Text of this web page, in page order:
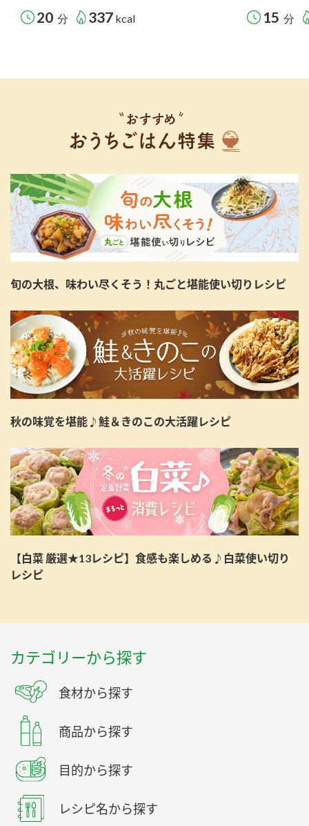
20 分 337 kcal 15 分
旬の大根、味わい尽くそう！丸ごと堪能使い切りレシピ
秋の味覚を堪能♪鮭＆きのこの大活躍レシピ
【白菜 厳選★13レシピ】食感も楽しめる♪白菜使い切り
レシピ
カテゴリーから探す
食材から探す
商品から探す
目的から探す
レシピ名から探す